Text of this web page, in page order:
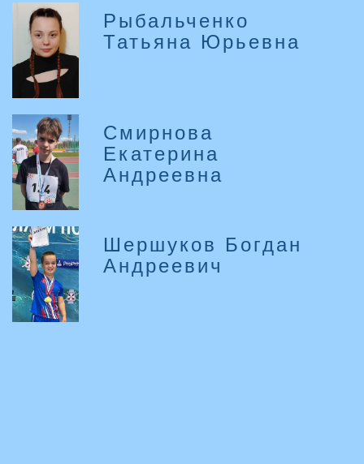
Рыбальченко
Татьяна Юрьевна
Смирнова
Екатерина
Андреевна
Шершуков Богдан
Андреевич